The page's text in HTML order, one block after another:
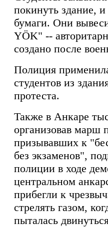
покинуть здание,
бумаги. Они
YÖK" --
создано после
Полиция
студентов из
протеста.
Также в Анкаре
организовав марш
призывавших к
без экзаменов",
полиции в ходе
центральном
прибегли к
стрелять газом,
пыталась